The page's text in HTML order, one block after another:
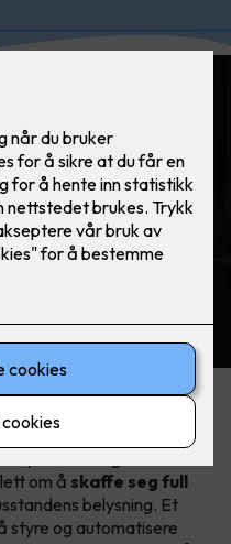
Helt
lysstyring?
om å skaffe seg full
belysning. Et
styre og automatisere